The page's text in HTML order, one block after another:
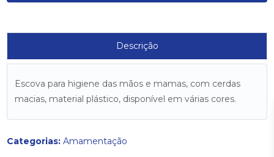
Descrição
Escova para higiene das mãos e mamas, com cerdas
macias, material plástico, disponível em várias cores.
Categorias: Amamentação